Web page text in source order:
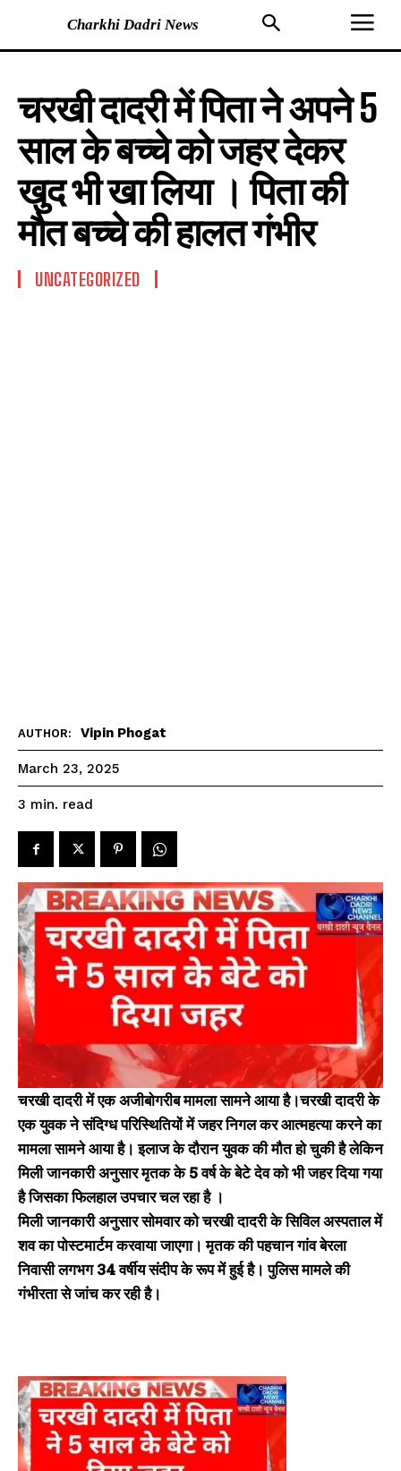
Charkhi Dadri News
चरखी दादरी में पिता ने अपने 5
साल के बच्चे को जहर देकर
खुद भी खा लिया । पिता की
मौत बच्चे की हालत गंभीर
UNCATEGORIZED
AUTHOR: Vipin Phogat
March 23, 2025
3 min. read
चरखी दादरी में एक अजीबोगरीब मामला सामने आया है।चरखी दादरी के
एक युवक ने संदिग्ध परिस्थितियों में जहर निगल कर आत्महत्या करने का
मामला सामने आया है। इलाज के दौरान युवक की मौत हो चुकी है लेकिन
मिली जानकारी अनुसार मृतक के 5 वर्ष के बेटे देव को भी जहर दिया गया
है जिसका फिलहाल उपचार चल रहा है ।
मिली जानकारी अनुसार सोमवार को चरखी दादरी के सिविल अस्पताल में
शव का पोस्टमार्टम करवाया जाएगा। मृतक की पहचान गांव बेरला
निवासी लगभग 34 वर्षीय संदीप के रूप में हुई है। पुलिस मामले की
गंभीरता से जांच कर रही है।